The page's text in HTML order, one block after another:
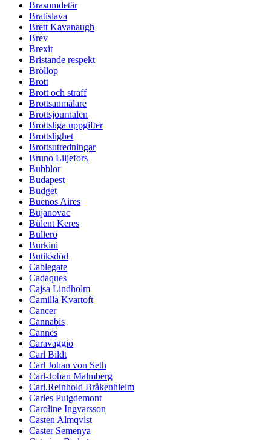
Brasomdetär
Bratislava
Brett Kavanaugh
Brev
Brexit
Bristande respekt
Bröllop
Brott
Brott och straff
Brottsanmälare
Brottsjournalen
Brottsliga uppgifter
Brottslighet
Brottsutredningar
Bruno Liljefors
Bubblor
Budapest
Budget
Buenos Aires
Bujanovac
Bülent Keres
Bullerö
Burkini
Butiksdöd
Cablegate
Cadaques
Cajsa Lindholm
Camilla Kvartoft
Cancer
Cannabis
Cannes
Caravaggio
Carl Bildt
Carl Johan von Seth
Carl-Johan Malmberg
Carl.Reinhold Bråkenhielm
Carles Puigdemont
Caroline Ingvarsson
Casten Almqvist
Caster Semenya